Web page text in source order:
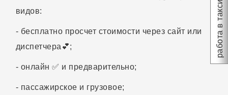
работа в такси
видов:
- бесплатно просчет стоимости через сайт или
диспетчера💕;
- онлайн ✅ и предварительно;
- пассажирское и грузовое;